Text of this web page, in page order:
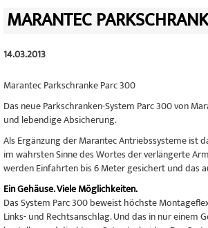
MARANTEC
14.03.2013
Marantec Parkschranke Parc 300
Das neue Parkschranken-System Parc 300 von
und lebendige Absicherung.
Als Ergänzung der Marantec Antriebssysteme ist
im wahrsten Sinne des Wortes der verlängerte
werden Einfahrten bis 6 Meter gesichert und das
Ein Gehäuse. Viele Möglichkeiten.
Das System Parc 300 beweist höchste
Links- und Rechtsanschlag. Und das in nur einem